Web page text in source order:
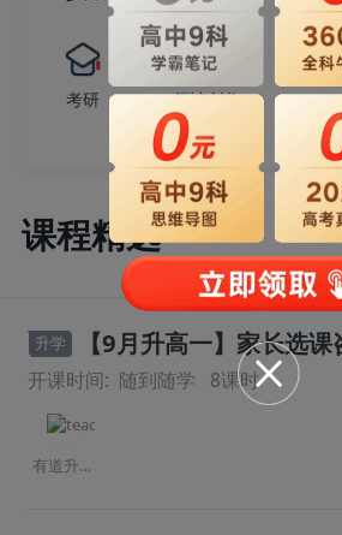
考研 阅读创作
课程精选
升学 【9月升高一】家长选课
开课时间: 随到随学 8课时
有道升学规划师